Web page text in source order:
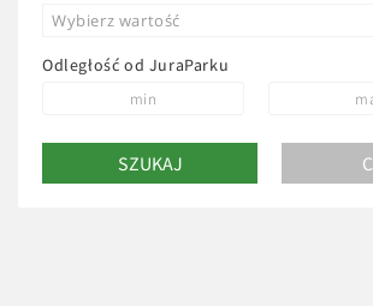
Wybierz wartość
Odległość od JuraParku